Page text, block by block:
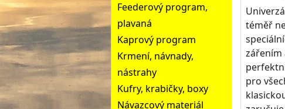
Feederový program,
plavaná
Kaprový program
Krmení, návnady,
nástrahy
Kufry, krabičky, boxy
Návazcový materiál
téměř
zářením
pro